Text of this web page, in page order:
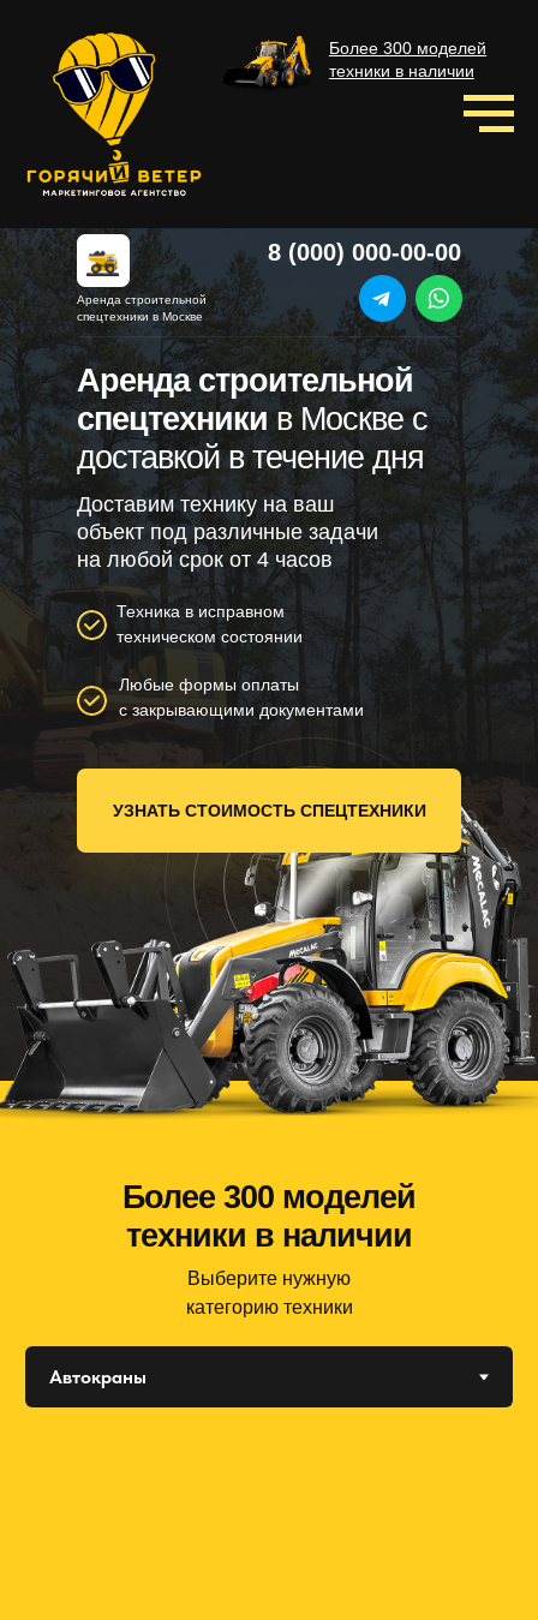
УЗНАТЬ СТОИМОСТЬ СПЕЦТЕХНИКИ
Техника в исправном
техническом состоянии
Любые формы оплаты
с закрывающими документами
Более 300 моделей
техники в наличии
Доставим технику на ваш
объект под различные задачи
на любой срок от 4 часов
8 (000) 000-00-00
Аренда строительной
спецтехникив Москве с
доставкой в течение дня
Аренда строительной
спецтехники в Москве
Более 300 моделей
техники в наличии
Выберите нужную
категорию техники